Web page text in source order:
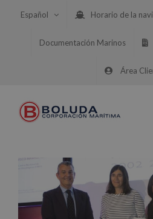
Español Horario de la
Documentación Marinos
Área